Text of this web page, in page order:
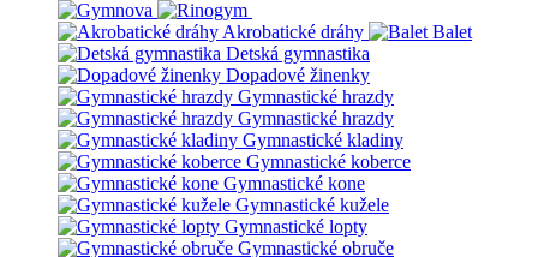
Akrobatické dráhy
Balet
Detská gymnastika
Dopadové žinenky
Gymnastické hrazdy
Gymnastické hrazdy
Gymnastické kladiny
Gymnastické koberce
Gymnastické kone
Gymnastické kužele
Gymnastické lopty
Gymnastické obruče